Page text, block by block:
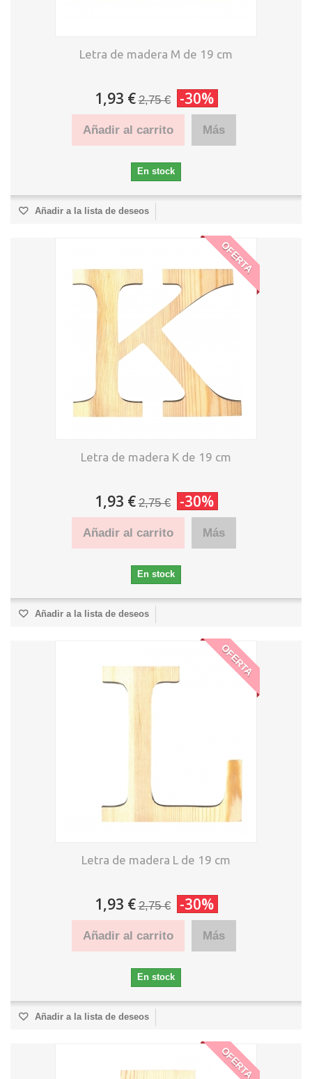
Letra de madera M de 19 cm
1,93 € 2,75 € -30%
Añadir al carrito Más
En stock
Añadir a la lista de deseos
OFERTA
Letra de madera K de 19 cm
1,93 € 2,75 € -30%
Añadir al carrito Más
En stock
Añadir a la lista de deseos
OFERTA
Letra de madera L de 19 cm
1,93 € 2,75 € -30%
Añadir al carrito Más
En stock
Añadir a la lista de deseos
OFERTA